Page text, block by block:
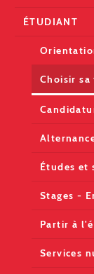
ÉTUDIANT
Choisir
Études et
Stages -
Partir à
Services